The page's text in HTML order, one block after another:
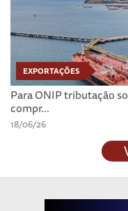
EXPORTAÇÕES
Para ONIP tributação
compr...
18/06/26